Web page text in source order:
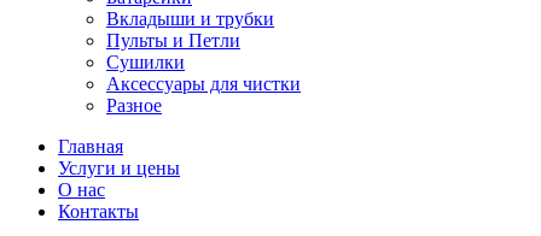
Вкладыши и трубки
Пульты и Петли
Сушилки
Аксессуары для чистки
Разное
Главная
Услуги и цены
О нас
Контакты